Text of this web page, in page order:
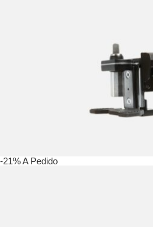
-21%A Pedido